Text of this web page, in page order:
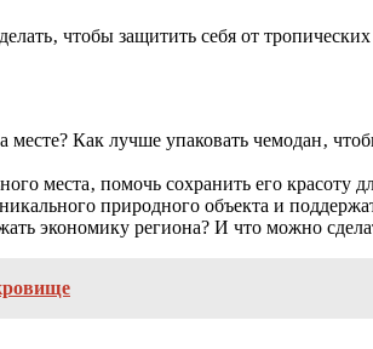
чтобы защитить себя от
месте? Как лучше упаковать чемодан‚
места‚ помочь сохранить его
природного объекта и
экономику региона? И что можно